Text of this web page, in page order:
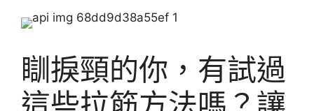
瞓捩頸的你，有試過